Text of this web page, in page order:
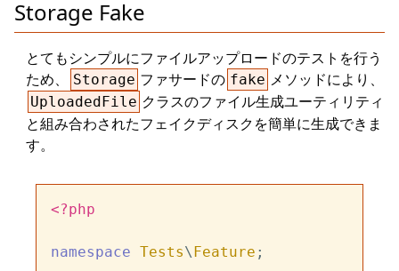
Storage Fake
とてもシンプルにファイルアップロードのテストを行う
ため、
Storage ファサードの fake メソッドにより、
UploadedFile クラスのファイル生成ユーティリティ
と組み合わされたフェイクディスクを簡単に生成できま
す。
<?php
namespace Tests\Feature ;